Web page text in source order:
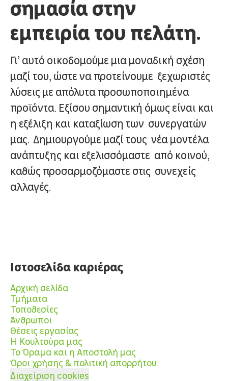
σημασία στην
εμπειρία του πελάτη.
Γι’ αυτό οικοδομούμε μια μοναδική σχέση
μαζί του, ώστε να προτείνουμε ξεχωριστές
λύσεις με απόλυτα προσωποποιημένα
προϊόντα. Εξίσου σημαντική όμως είναι και
η εξέλιξη και καταξίωση των συνεργατών
μας. Δημιουργούμε μαζί τους νέα μοντέλα
ανάπτυξης και εξελισσόμαστε από κοινού,
καθώς προσαρμοζόμαστε στις συνεχείς
αλλαγές.
Ιστοσελίδα καριέρας
Αρχική σελίδα
Τμήματα
Τοποθεσίες
Άνθρωποι
Θέσεις εργασίας
Η Κουλτούρα μας
Το Όραμα και η Αποστολή μας
Όροι χρήσης & πολιτική απορρήτου
Διαχείριση cookies